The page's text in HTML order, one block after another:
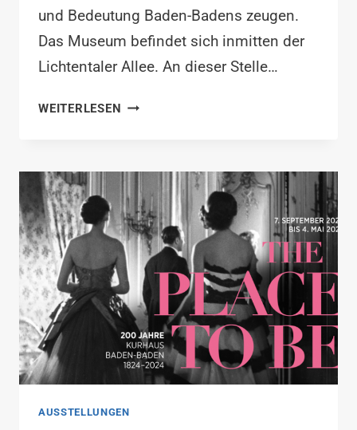
und Bedeutung Baden-Badens zeugen.
Das Museum befindet sich inmitten der
Lichtentaler Allee. An dieser Stelle…
WEITERLESEN BADEN-
AUSSTELLUNGEN